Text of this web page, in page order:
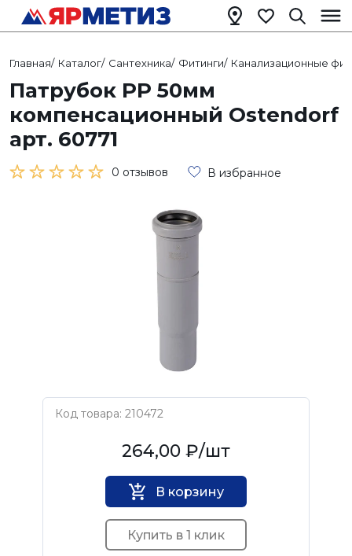
Главная/ Каталог/ Сантехника/ Фитинги/ Канализационные
Патрубок РР 50мм
компенсационный Ostendorf
арт. 60771
0 отзывов В избранное
Код товара: 210472
264,00 ₽/шт
В корзину
Купить в 1 клик